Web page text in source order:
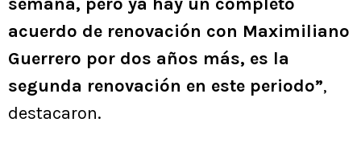
acuerdo de renovación con Maximiliano
Guerrero por dos años más, es la
segunda renovación en este periodo”,
destacaron.